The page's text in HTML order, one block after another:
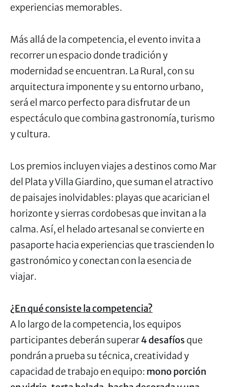
experiencias memorables.
Más allá de la competencia, el evento invita a
recorrer un espacio donde tradición y
modernidad se encuentran. La Rural, con su
arquitectura imponente y su entorno urbano,
será el marco perfecto para disfrutar de un
espectáculo que combina gastronomía, turismo
y cultura.
Los premios incluyen viajes a destinos como Mar
del Plata y Villa Giardino, que suman el atractivo
de paisajes inolvidables: playas que acarician el
horizonte y sierras cordobesas que invitan a la
calma. Así, el helado artesanal se convierte en
pasaporte hacia experiencias que trascienden lo
gastronómico y conectan con la esencia de
viajar.
¿En qué consiste la competencia?
A lo largo de la competencia, los equipos
participantes deberán superar4 desafíos que
pondrán a prueba su técnica, creatividad y
capacidad de trabajo en equipo: mono porción